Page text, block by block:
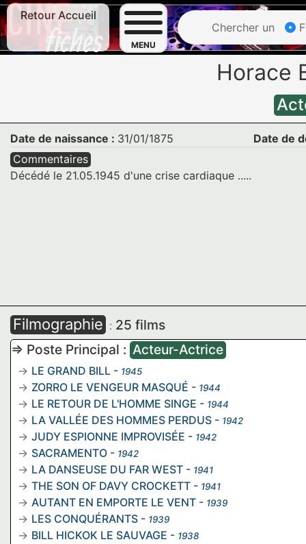
Retour Accueil
MENU
Chercher un
Horace
Date de naissance : 31/01/1875
Date de
Commentaires
Décédé le 21.05.1945 d'une crise cardiaque .....
Filmographie : 25 films
=> Poste Principal : Acteur-Actrice
LE GRAND BILL - 1945
ZORRO LE VENGEUR MASQUÉ - 1944
LE RETOUR DE L'HOMME SINGE - 1944
LA VALLÉE DES HOMMES PERDUS - 1942
JUDY ESPIONNE IMPROVISÉE - 1942
SACRAMENTO - 1942
LA DANSEUSE DU FAR WEST - 1941
THE SON OF DAVY CROCKETT - 1941
AUTANT EN EMPORTE LE VENT - 1939
LES CONQUÉRANTS - 1939
BILL HICKOK LE SAUVAGE - 1938